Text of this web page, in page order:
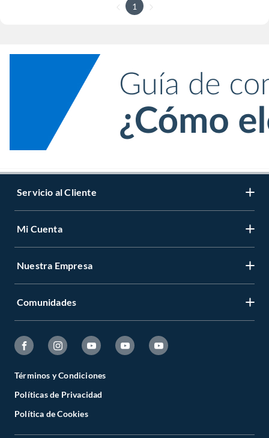
1
Servicio al Cliente
Mi Cuenta
Nuestra Empresa
Comunidades
Términos y Condiciones
Políticas de Privacidad
Política de Cookies